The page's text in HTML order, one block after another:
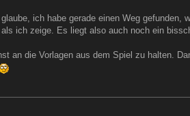
ich habe gerade einen Weg gefunden,
ich zeige. Es liegt also auch noch ein
an die Vorlagen aus dem Spiel zu halten.